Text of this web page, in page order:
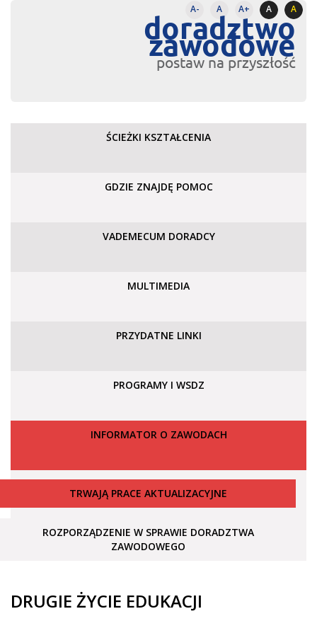
A- A A+ A A
doradztwo
zawodowe
postaw na przyszłość
ŚCIEŻKI KSZTAŁCENIA
GDZIE ZNAJDĘ POMOC
VADEMECUM DORADCY
MULTIMEDIA
PRZYDATNE LINKI
PROGRAMY I WSDZ
INFORMATOR O ZAWODACH
TRWAJĄ PRACE AKTUALIZACYJNE
ROZPORZĄDZENIE W SPRAWIE DORADZTWA
ZAWODOWEGO
DRUGIE ŻYCIE EDUKACJI